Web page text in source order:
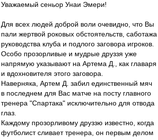
Уважаемый сеньор Унаи Эмери!
Для всех людей доброй воли очевидно, что Вы
пали жертвой роковых обстоятельств, саботажа
руководства клуба и подлого заговора игроков.
Особо прозорливые и мудрые друззя уже
напрямую указывают на Артема Д., как главаря
и вдохновителя этого заговора.
Наверняка, Артем Д. забил единственный мяч
в последнем для Вас матче на посту главного
тренера "Спартака" исключительно для отвода
глаз.
Каждому прозорливому друззю известно, когда
футболист сливает тренера, он первым делом